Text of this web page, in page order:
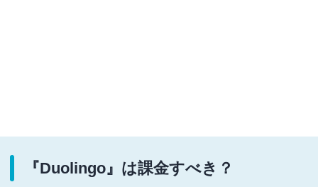
『Duolingo』は課金すべき？